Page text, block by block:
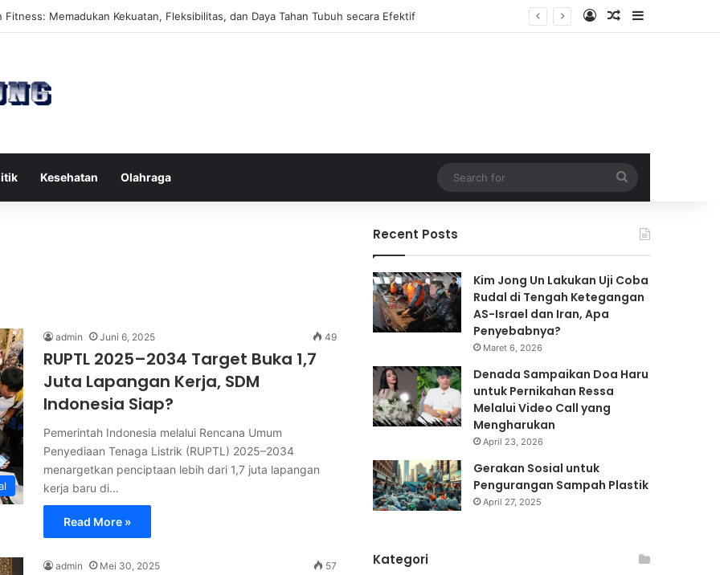
Reformer untuk Meningkatkan Kekuatan Otot Inti Secara Efektif Log InRandom Article
Sidebar
Kesehatan Olahraga
for
admin Juni 6, 2025 49
RUPTL 2025–2034 Target Buka 1,7
Juta Lapangan Kerja, SDM
Indonesia Siap?
Pemerintah Indonesia melalui Rencana Umum
Penyediaan Tenaga Listrik (RUPTL) 2025–2034
menargetkan penciptaan lebih dari 1,7 juta lapangan
kerja baru di…
Read More »
admin Mei 30, 2025 57
Recent Posts
Kim Jong Un Lakukan Uji Coba
Rudal di Tengah Ketegangan
AS-Israel dan Iran, Apa
Penyebabnya?
Maret 6, 2026
Denada Sampaikan Doa Haru
untuk Pernikahan Ressa
Melalui Video Call yang
Mengharukan
April 23, 2026
Gerakan Sosial untuk
Pengurangan Sampah Plastik
April 27, 2025
Kategori